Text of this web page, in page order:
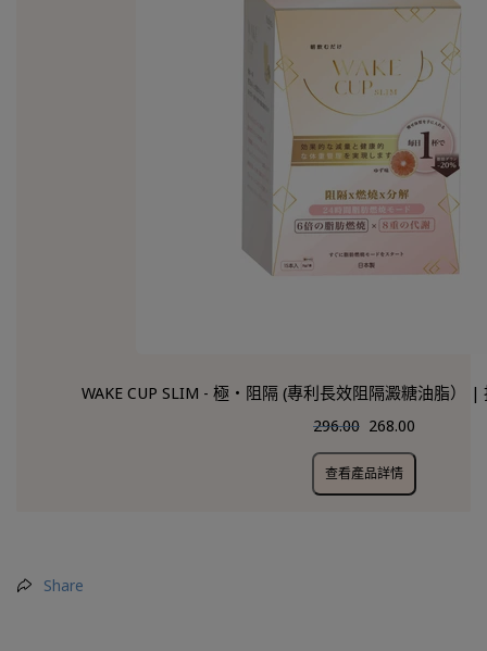
WAKE CUP SLIM - 極・阻隔 (專利長效阻隔澱糖油脂）
296.00 268.00
查看產品詳情
Share